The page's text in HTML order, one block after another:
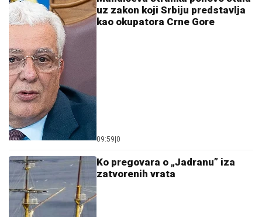
uz zakon koji Srbiju predstavlja
kao okupatora Crne Gore
09:59 0
Ko pregovara o „Jadranu” iza
zatvorenih vrata